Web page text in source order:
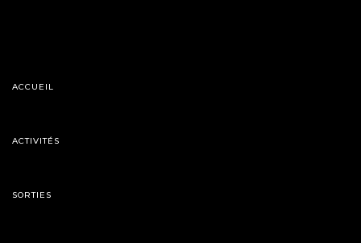
ACCUEIL
ACTIVITÉS
SORTIES